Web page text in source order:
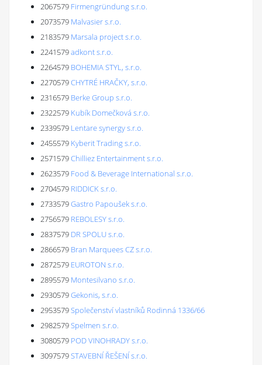
2067579 Firmengründung s.r.o.
2073579 Malvasier s.r.o.
2183579 Marsala project s.r.o.
2241579adkont s.r.o.
2264579 BOHEMIA STYL, s.r.o.
2270579CHYTRÉ HRAČKY, s.r.o.
2316579 Berke Group s.r.o.
2322579 Kubík Domečková s.r.o.
2339579 Lentare synergy s.r.o.
2455579 Kyberit Trading s.r.o.
2571579Chilliez Entertainment s.r.o.
2623579 Food & Beverage International s.r.o.
2704579 RIDDICK s.r.o.
2733579Gastro Papoušek s.r.o.
2756579 REBOLESY s.r.o.
2837579 DR SPOLU s.r.o.
2866579 Bran Marquees CZ s.r.o.
2872579 EUROTON s.r.o.
2895579 Montesilvano s.r.o.
2930579Gekonis, s.r.o.
2953579Společenství vlastníků Rodinná 1336/66
2982579Spelmen s.r.o.
3080579 POD VINOHRADY s.r.o.
3097579STAVEBNÍ ŘEŠENÍ s.r.o.